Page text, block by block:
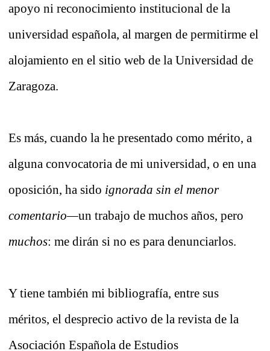
apoyo ni reconocimiento institucional de la
universidad española, al margen de permitirme el
alojamiento en el sitio web de la Universidad de
Zaragoza.
Es más, cuando la he presentado como mérito, a
alguna convocatoria de mi universidad, o en una
oposición, ha sido ignorada sin el menor
comentario—un trabajo de muchos años, pero
muchos: me dirán si no es para denunciarlos.
Y tiene también mi bibliografía, entre sus
méritos, el desprecio activo de la revista de la
Asociación Española de Estudios